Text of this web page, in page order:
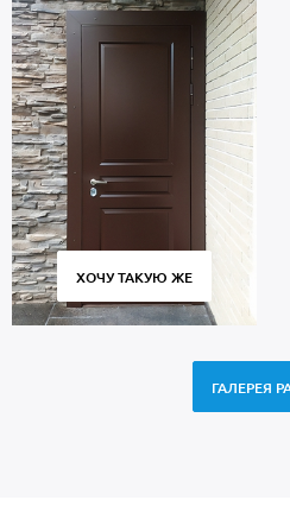
ХОЧУ ТАКУЮ ЖЕ
ГАЛЕРЕЯ